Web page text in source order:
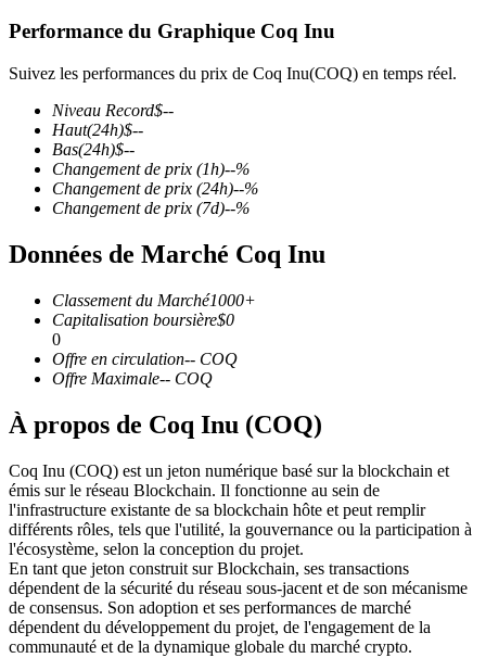
Futures COIN-M
Contrats à terme sur crypto-monnaie
TradFi
Produits dérivés sur actions, forex, métaux précieux et matières
premières
Futures USDC
Futures utilisant l'USDC comme garantie
Performance du Graphique Coq Inu
Suivez les performances du prix de Coq Inu(COQ) en temps réel.
Niveau Record$--
Haut(24h)$--
Bas(24h)$--
Changement de prix (1h)--%
Changement de prix (24h)--%
Changement de prix (7d)--%
Données de Marché Coq Inu
Classement du Marché1000+
Capitalisation boursière$0
0
Offre en circulation-- COQ
Offre Maximale-- COQ
À propos de Coq Inu (COQ)
Coq Inu (COQ) est un jeton numérique basé sur la blockchain et
émis sur le réseau Blockchain. Il fonctionne au sein de
l'infrastructure existante de sa blockchain hôte et peut remplir
différents rôles, tels que l'utilité, la gouvernance ou la participation à
l'écosystème, selon la conception du projet.
En tant que jeton construit sur Blockchain, ses transactions
dépendent de la sécurité du réseau sous-jacent et de son mécanisme
de consensus. Son adoption et ses performances de marché
dépendent du développement du projet, de l'engagement de la
communauté et de la dynamique globale du marché crypto.